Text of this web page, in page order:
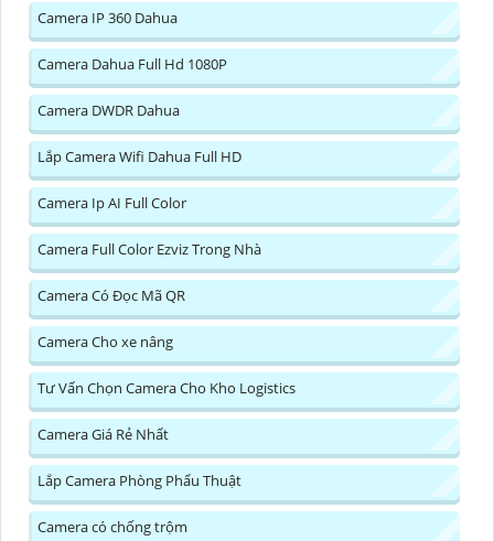
Camera IP 360 Dahua
Camera Dahua Full Hd 1080P
Camera DWDR Dahua
Lắp Camera Wifi Dahua Full HD
Camera Ip AI Full Color
Camera Full Color Ezviz Trong Nhà
Camera Có Đọc Mã QR
Camera Cho xe nâng
Tư Vấn Chọn Camera Cho Kho Logistics
Camera Giá Rẻ Nhất
Lắp Camera Phòng Phẩu Thuật
Camera có chống trộm